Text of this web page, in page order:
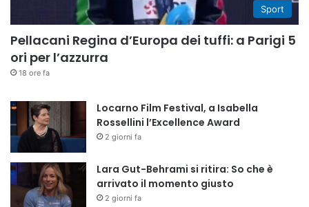
Sport
Pellacani Regina d’Europa dei tuffi: a Parigi 5
ori per l’azzurra
18 ore fa
Locarno Film Festival, a Isabella
Rossellini l’Excellence Award
2 giorni fa
Lara Gut-Behrami si ritira: So che è
arrivato il momento giusto
2 giorni fa